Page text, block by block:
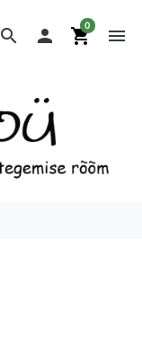
search  shopping_cart
0 menu